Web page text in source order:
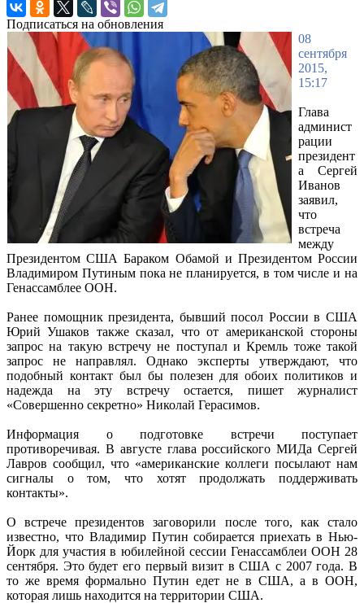
Подписаться на обновления
08
сентября
2015,
15:17
Глава
админист
рации
президент
а Сергей
Иванов
заявил,
что
встреча
между
Президентом США Бараком Обамой и Президентом России
Владимиром Путиным пока не планируется, в том числе и на
Генассамблее ООН.
Ранее помощник президента, бывший посол России в США
Юрий Ушаков также сказал, что от американской стороны
запрос на такую встречу не поступал и Кремль тоже такой
запрос не направлял. Однако эксперты утверждают, что
подобный контакт был бы полезен для обоих политиков и
надежда на эту встречу остается, пишет журналист
«Совершенно секретно» Николай Герасимов.
Информация о подготовке встречи поступает
противоречивая. В августе глава российского МИДа Сергей
Лавров сообщил, что «американские коллеги посылают нам
сигналы о том, что хотят продолжать поддерживать
контакты».
О встрече президентов заговорили после того, как стало
известно, что Владимир Путин собирается приехать в Нью-
Йорк для участия в юбилейной сессии Генассамблеи ООН 28
сентября. Это будет его первый визит в США с 2007 года. В
то же время формально Путин едет не в США, а в ООН,
которая лишь находится на территории США.